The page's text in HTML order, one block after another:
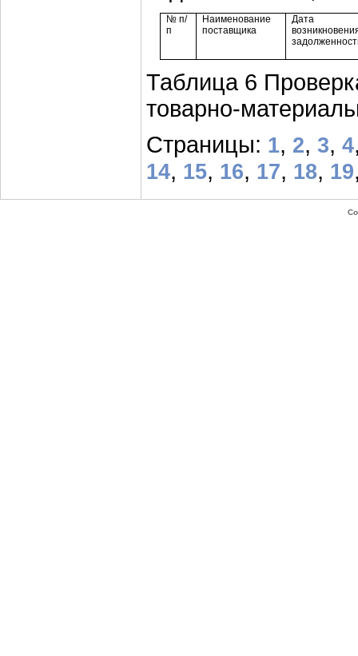
№ п/
п
Наименование
поставщика
Дата
Таблица 6
товарно-
Страницы: 1, 2, 3, 4
14, 15, 16, 17, 18, 19